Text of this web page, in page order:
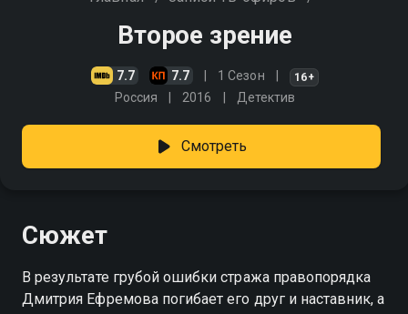
Второе зрение
7.7 7.7 1 Сезон 16+
Россия 2016 Детектив
Смотреть
Сюжет
В результате грубой ошибки стража правопорядка
Дмитрия Ефремова погибает его друг и наставник, а